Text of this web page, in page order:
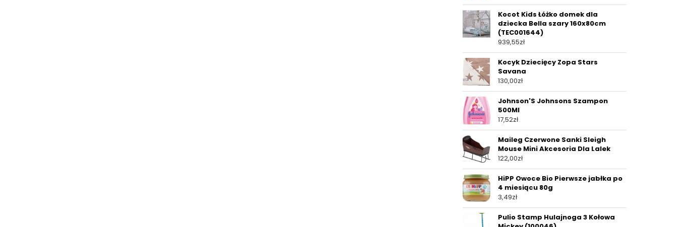
Kocot Kids Łóżko domek dla
dziecka Bella szary 160x80cm
(TEC001644)
939,55zł
Kocyk Dziecięcy Zopa Stars
Savana
130,00zł
Johnson'S Johnsons Szampon
500Ml
17,52zł
Maileg Czerwone Sanki Sleigh
Mouse Mini Akcesoria Dla Lalek
122,00zł
HiPP Owoce Bio Pierwsze jabłka po
4 miesiącu 80g
3,49zł
Pulio Stamp Hulajnoga 3 Kołowa